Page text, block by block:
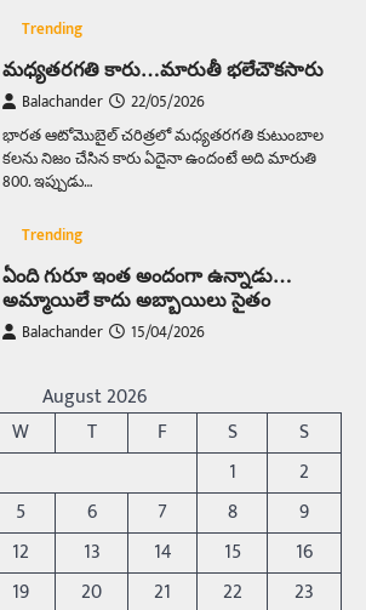
Trending
మధ్యతరగతి కారు…మారుతీ భలేచౌకసారు
Balachander 22/05/2026
భారత ఆటోమొబైల్ చరిత్రలో మధ్యతరగతి కుటుంబాల
కలను నిజం చేసిన కారు ఏదైనా ఉందంటే అది మారుతి
800. ఇప్పుడు…
Trending
ఏంది గురూ ఇంత అందంగా ఉన్నాడు…
అమ్మాయిలే కాదు అబ్బాయిలు సైతం
Balachander 15/04/2026
బోమ్మ అని పిలుస్తాం. స్పెయిన్‌ అమ్మాయిలు చాలా
అందంగా ఉంటారనే నానుడి…
రోడ్డుపై ఏరులై పారిన బీర్లు… ఘాటుతో
మండుతున్న నోర్లు
Balachander 15/04/2026
ఉత్తర ప్రదేశ్‌లోని ఝాన్సీ జిల్లాలో ఒక వింతైన రోడ్డు
August 2026
W T F S
S
1
2
5 6 7 8
9
12 13 14 15
16
19 20 21 22 23